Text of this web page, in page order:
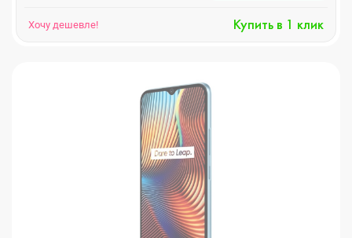
Хочу дешевле! Купить в 1 клик